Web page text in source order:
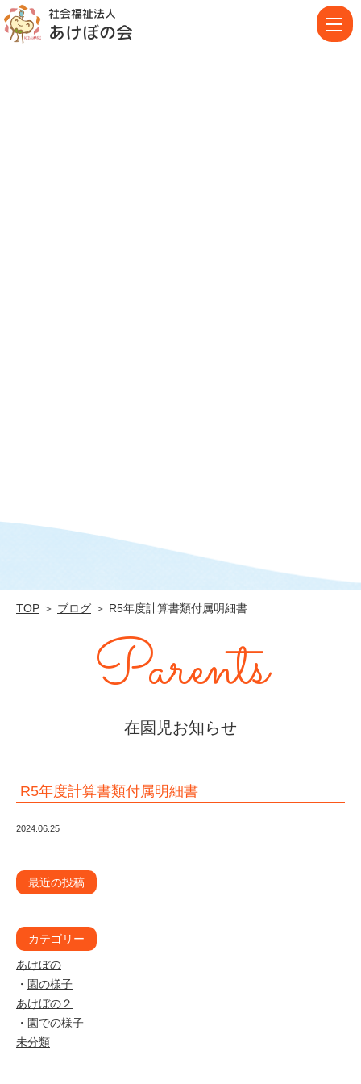
社会福祉法人
あけぼの会
TOP ＞ ブログ ＞ R5年度計算書類付属明細書
Parents
在園児お知らせ
R5年度計算書類付属明細書
2024.06.25
最近の投稿
カテゴリー
あけぼの
園の様子
あけぼの２
園での様子
未分類